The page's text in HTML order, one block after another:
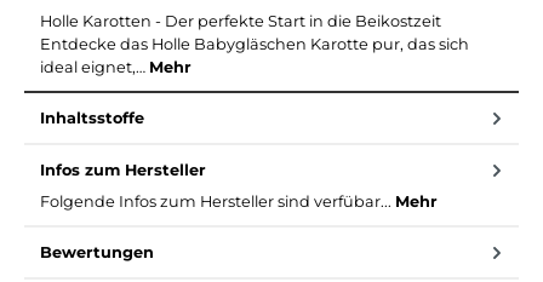
Holle Karotten - Der perfekte Start in die Beikostzeit
Entdecke das Holle Babygläschen Karotte pur, das sich
ideal eignet,… Mehr
Inhaltsstoffe
Infos zum Hersteller
Folgende Infos zum Hersteller sind verfübar... Mehr
Bewertungen